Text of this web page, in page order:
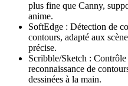
plus fine que Canny,
anime.
SoftEdge : Détection de
contours, adapté aux
précise.
Scribble/Sketch :
reconnaissance de
dessinées à la main.